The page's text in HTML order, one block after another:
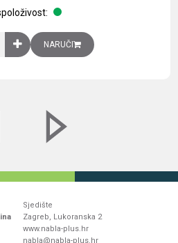
montažna ploča V1000xŠ800mm,
NARUČI
Sjedište
Zagreb, Lukoranska 2
www.nabla-plus.hr
nabla@nabla-plus.hr